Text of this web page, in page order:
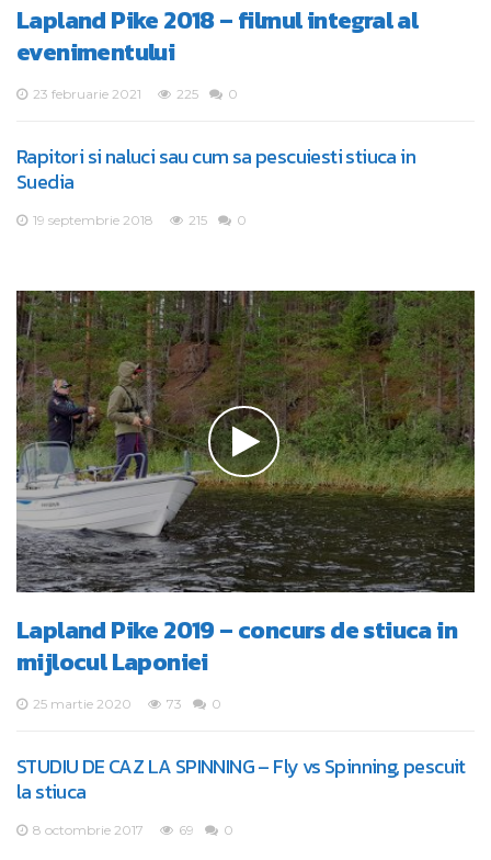
Lapland Pike 2018 – filmul integral al
evenimentului
23 februarie 2021 225 0
Rapitori si naluci sau cum sa pescuiesti stiuca in
Suedia
19 septembrie 2018 215 0
Lapland Pike 2019 – concurs de stiuca in
mijlocul Laponiei
25 martie 2020 73 0
STUDIU DE CAZ LA SPINNING – Fly vs Spinning, pescuit
la stiuca
8 octombrie 2017 69 0